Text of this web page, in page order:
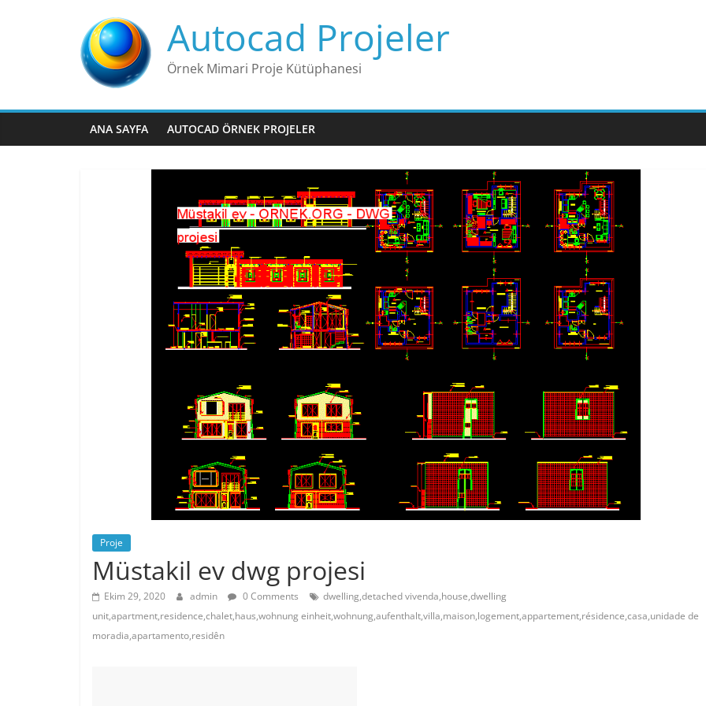
Autocad Projeler
Örnek Mimari Proje Kütüphanesi
ANA SAYFA AUTOCAD ÖRNEK PROJELER
Proje
Müstakil ev dwg projesi
Ekim 29, 2020 admin 0 Comments
dwelling,detached vivenda,house,dwelling
unit,apartment,residence,chalet,haus,wohnung einheit,wohnung,aufenthalt,villa,maison,logement,appartement,résidence,casa,unidade de
moradia,apartamento,residên